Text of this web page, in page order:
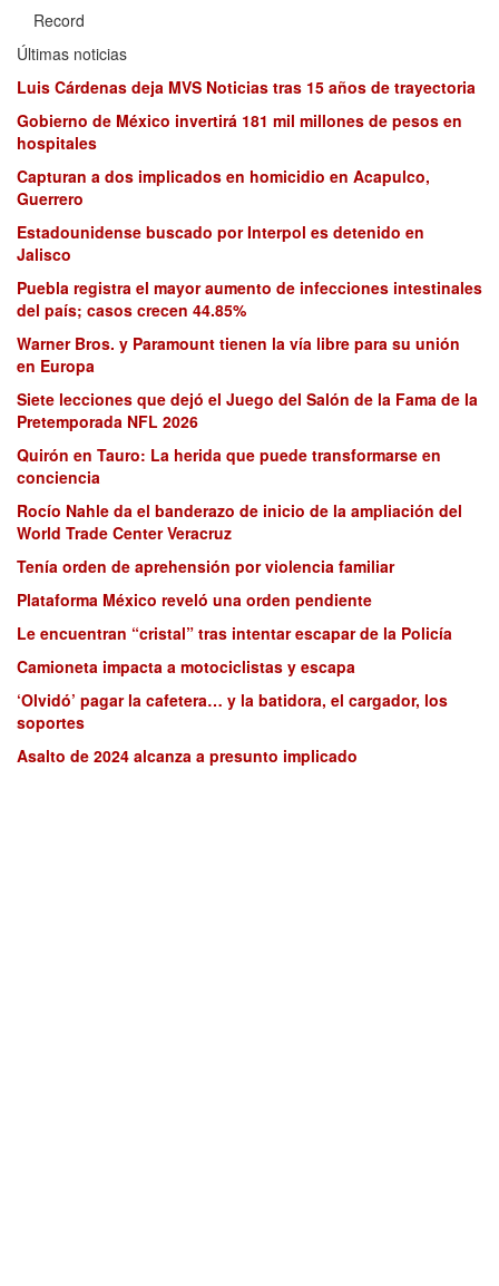
Record
Últimas noticias
Luis Cárdenas deja MVS Noticias tras 15 años de trayectoria
Gobierno de México invertirá 181 mil millones de pesos en
hospitales
Capturan a dos implicados en homicidio en Acapulco,
Guerrero
Estadounidense buscado por Interpol es detenido en
Jalisco
Puebla registra el mayor aumento de infecciones intestinales
del país; casos crecen 44.85%
Warner Bros. y Paramount tienen la vía libre para su unión
en Europa
Siete lecciones que dejó el Juego del Salón de la Fama de la
Pretemporada NFL 2026
Quirón en Tauro: La herida que puede transformarse en
conciencia
Rocío Nahle da el banderazo de inicio de la ampliación del
World Trade Center Veracruz
Tenía orden de aprehensión por violencia familiar
Plataforma México reveló una orden pendiente
Le encuentran “cristal” tras intentar escapar de la Policía
Camioneta impacta a motociclistas y escapa
‘Olvidó’ pagar la cafetera… y la batidora, el cargador, los
soportes
Asalto de 2024 alcanza a presunto implicado